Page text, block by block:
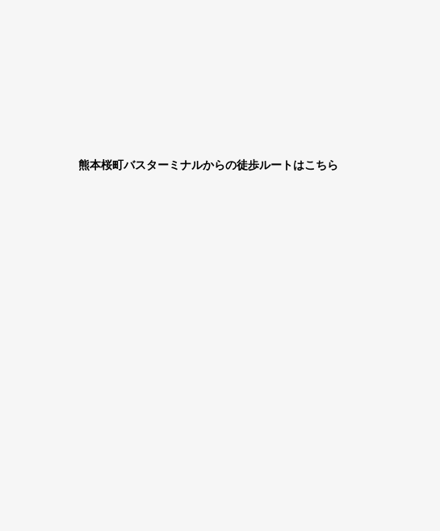
熊本桜町バスターミナルからの徒歩ルートはこちら